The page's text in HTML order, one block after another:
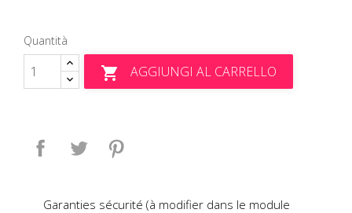
Quantità
 AGGIUNGI AL CARRELLO
Condividi Twitta
Garanties sécurité (à modifier dans le module